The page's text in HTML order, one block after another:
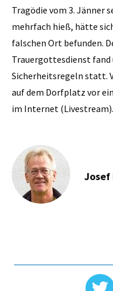
Tragödie vom 3. Jänner
mehrfach hieß, hätte
falschen Ort befunden.
Trauergottesdienst fand
Sicherheitsregeln statt.
auf dem Dorfplatz vor
im Internet (Livestream).
Josef